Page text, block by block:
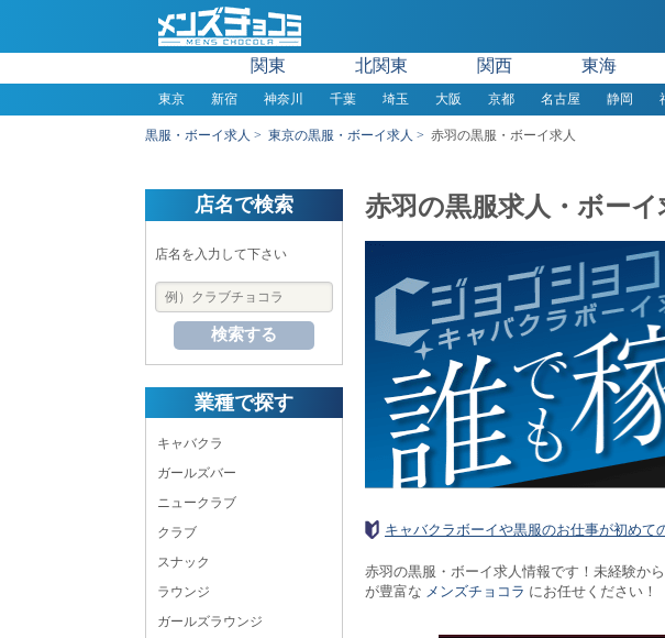
関東 北関東 関西 東海
東京 新宿 神奈川 千葉 埼玉 大阪 京都 名古屋 静岡
黒服・ボーイ求人 東京の黒服・ボーイ求人 赤羽の黒服・ボーイ求人
店名で検索
店名を入力して下さい
検索する
業種で探す
キャバクラ
ガールズバー
ニュークラブ
クラブ
スナック
ラウンジ
ガールズラウンジ
赤羽の黒服求人・ボーイ
キャバクラボーイや黒服のお仕事が初めて
赤羽の黒服・ボーイ求人情報です！未経験か
が豊富な メンズチョコラ にお任せください！